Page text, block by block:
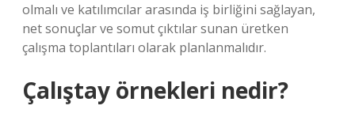
olmalı ve katılımcılar arasında iş birliğini sağlayan,
net sonuçlar ve somut çıktılar sunan üretken
çalışma toplantıları olarak planlanmalıdır.
Çalıştay örnekleri nedir?